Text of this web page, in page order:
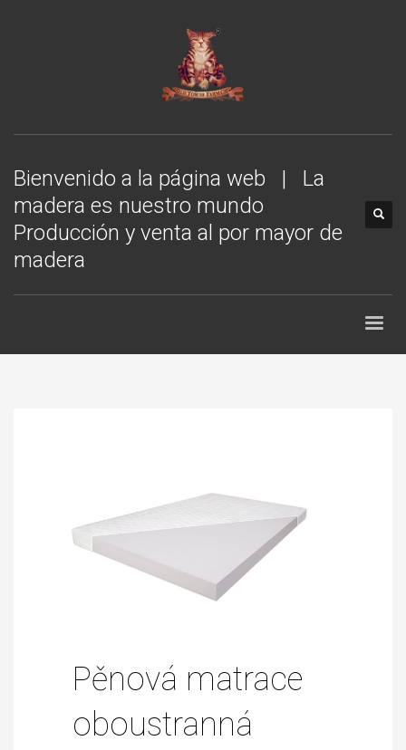
Bienvenido a la página web | La
madera es nuestro mundo
Producción y venta al por mayor de
madera
Pěnová matrace
oboustranná